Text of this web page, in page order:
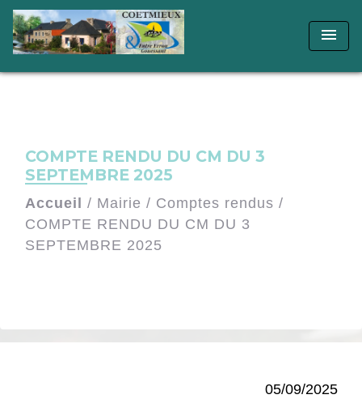
menu
COMPTE RENDU DU CM DU 3
SEPTEMBRE 2025
Accueil / Mairie / Comptes rendus /
COMPTE RENDU DU CM DU 3
SEPTEMBRE 2025
05/09/2025